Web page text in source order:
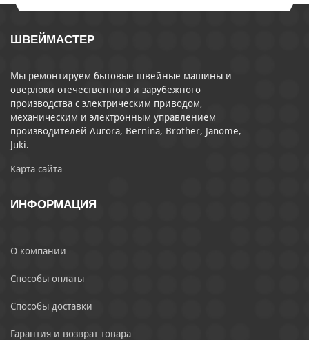
ШВЕЙМАСТЕР
Мы ремонтируем бытовые швейные машины и
оверлоки отечественного и зарубежного
производства с электрическим приводом,
механическим и электронным управлением
производителей Aurora, Bernina, Brother, Janome,
Juki.
Карта сайта
ИНФОРМАЦИЯ
О компании
Способы оплаты
Способы доставки
Гарантия и возврат товара